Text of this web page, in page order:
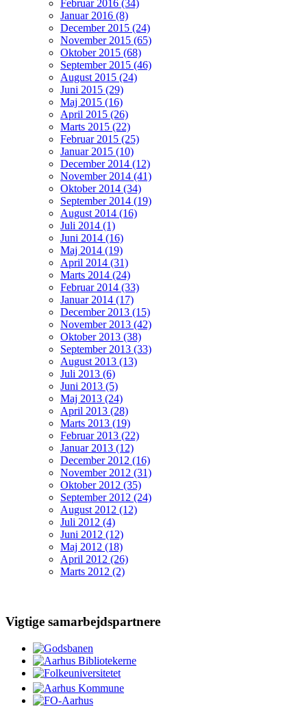
Februar 2016 (34)
Januar 2016 (8)
December 2015 (24)
November 2015 (65)
Oktober 2015 (68)
September 2015 (46)
August 2015 (24)
Juni 2015 (29)
Maj 2015 (16)
April 2015 (26)
Marts 2015 (22)
Februar 2015 (25)
Januar 2015 (10)
December 2014 (12)
November 2014 (41)
Oktober 2014 (34)
September 2014 (19)
August 2014 (16)
Juli 2014 (1)
Juni 2014 (16)
Maj 2014 (19)
April 2014 (31)
Marts 2014 (24)
Februar 2014 (33)
Januar 2014 (17)
December 2013 (15)
November 2013 (42)
Oktober 2013 (38)
September 2013 (33)
August 2013 (13)
Juli 2013 (6)
Juni 2013 (5)
Maj 2013 (24)
April 2013 (28)
Marts 2013 (19)
Februar 2013 (22)
Januar 2013 (12)
December 2012 (16)
November 2012 (31)
Oktober 2012 (35)
September 2012 (24)
August 2012 (12)
Juli 2012 (4)
Juni 2012 (12)
Maj 2012 (18)
April 2012 (26)
Marts 2012 (2)
Vigtige samarbejdspartnere